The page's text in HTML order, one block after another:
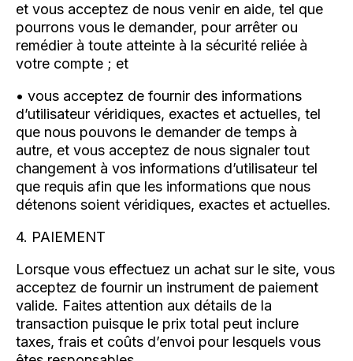
et vous acceptez de nous venir en aide, tel que
pourrons vous le demander, pour arrêter ou
remédier à toute atteinte à la sécurité reliée à
votre compte ; et
• vous acceptez de fournir des informations
d’utilisateur véridiques, exactes et actuelles, tel
que nous pouvons le demander de temps à
autre, et vous acceptez de nous signaler tout
changement à vos informations d’utilisateur tel
que requis afin que les informations que nous
détenons soient véridiques, exactes et actuelles.
4. PAIEMENT
Lorsque vous effectuez un achat sur le site, vous
acceptez de fournir un instrument de paiement
valide. Faites attention aux détails de la
transaction puisque le prix total peut inclure
taxes, frais et coûts d’envoi pour lesquels vous